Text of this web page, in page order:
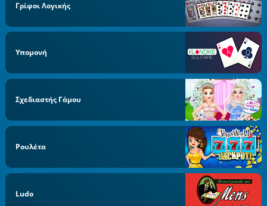
Γρίφοι Λογικής
Υπομονή
Σχεδιαστής Γάμου
Ρουλέτα
Ludo